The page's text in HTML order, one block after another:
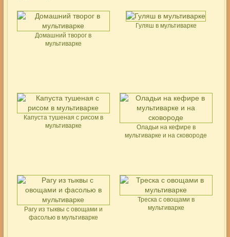
Домашний творог в
мультиварке
Гуляш в мультиварке
Капуста тушеная с рисом в
мультиварке
Оладьи на кефире в
мультиварке и на сковороде
Рагу из тыквы с овощами и
фасолью в мультиварке
Треска с овощами в
мультиварке